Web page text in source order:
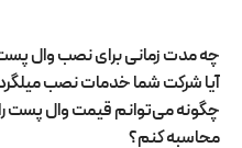
چه مدت زمانی برای نصب وال
آیا شرکت شما خدمات نصب
چگونه می‌توانم قیمت وال پست
محاسبه کنم؟